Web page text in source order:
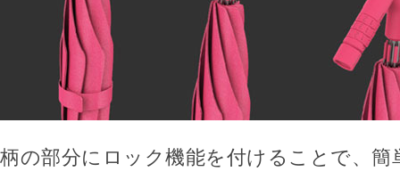
柄の部分にロック機能を付けることで、簡